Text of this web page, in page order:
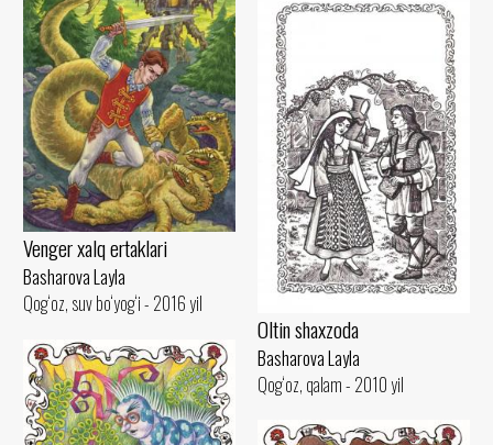
Venger xalq ertaklari
Basharova Layla
Qog‘oz, suv bo‘yog‘i - 2016 yil
Oltin shaxzoda
Basharova Layla
Qog‘oz, qalam - 2010 yil